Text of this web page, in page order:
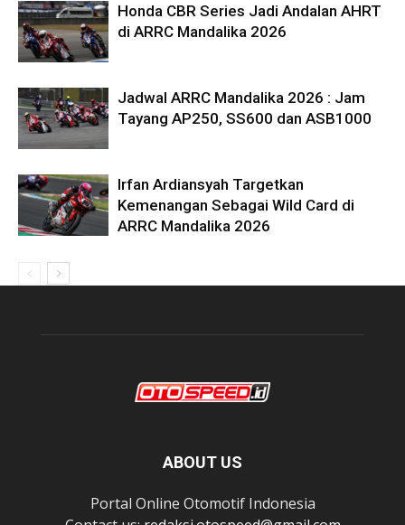
Honda CBR Series Jadi Andalan AHRT
di ARRC Mandalika 2026
Jadwal ARRC Mandalika 2026 : Jam
Tayang AP250, SS600 dan ASB1000
Irfan Ardiansyah Targetkan
Kemenangan Sebagai Wild Card di
ARRC Mandalika 2026
ABOUT US
Portal Online Otomotif Indonesia